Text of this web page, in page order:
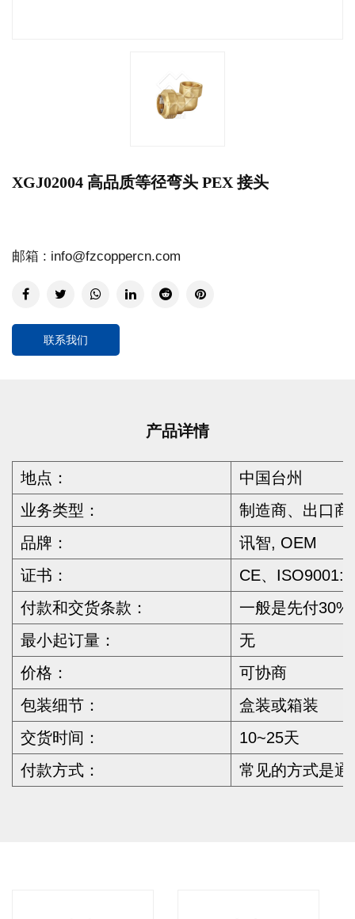
XGJ02004 高品质等径弯头 PEX 接头
邮箱 : info@fzcoppercn.com
联系我们
产品详情
地点：
中国台州
业务类型：
制造商、出口商
品牌：
讯智, OEM
证书：
CE、
付款和交货条款：
一般是先付
最小起订量：
无
价格：
可协商
包装细节：
盒装或箱装
交货时间：
10~25天
付款方式：
常见的方式是